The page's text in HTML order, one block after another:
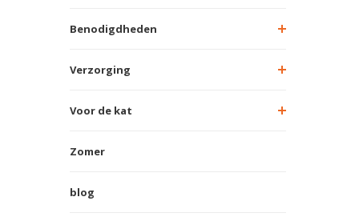
Benodigdheden
Verzorging
Voor de kat
Zomer
blog